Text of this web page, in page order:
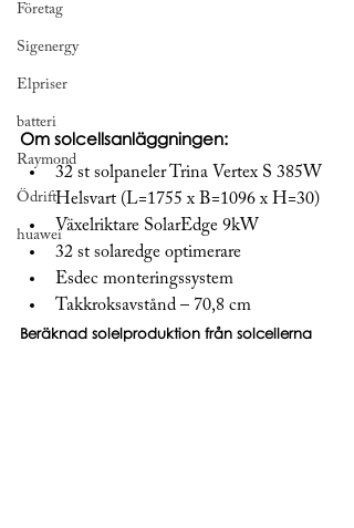
Företag
Sigenergy
Elpriser
batteri
Raymond
Ödrift
huawei
Om solcellsanläggningen:
32 st solpaneler Trina Vertex S 385W
Helsvart (L=1755 x B=1096 x H=30)
Växelriktare SolarEdge 9kW
32 st solaredge optimerare
Esdec monteringssystem
Takkroksavstånd – 70,8 cm
Beräknad solelproduktion från solcellerna